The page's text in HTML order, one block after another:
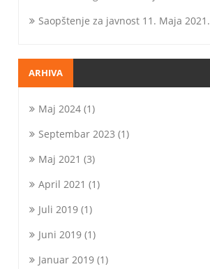
Saopštenje za javnost 11. Maja 2021.
ARHIVA
Maj 2024(1)
Septembar 2023 (1)
Maj 2021 (3)
April 2021 (1)
Juli 2019(1)
Juni 2019(1)
Januar 2019(1)